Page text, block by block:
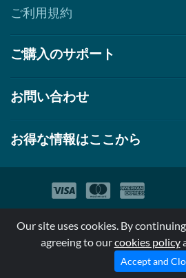
ご利用規約
ご購入のサポート
お問い合わせ
お得な情報はここから
*特定商品についての効果効能は米国食
おらず病気の診断、治療、治癒又は予
せん。
Our site uses cookies. By
agreeing to ourcookies policy
Accept and